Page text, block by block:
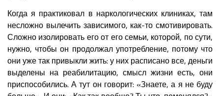
Когда я практиковал в наркологических клиниках, там
несложно вылечить зависимого, как-то смотивировать.
Сложно изолировать его от его семьи, которой, по сути,
нужно, чтобы он продолжал употребление, потому что
они уже так привыкли жить: у них расписано все, деньги
выделены на реабилитацию, смысл жизни есть, они
приспособились. А тут он говорит: «Знаете, а я не буду